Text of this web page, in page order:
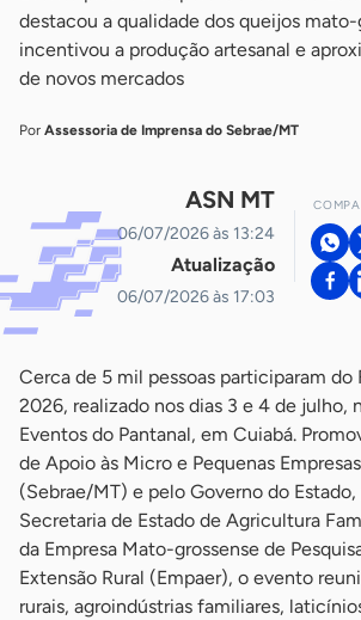
destacou a qualidade dos queijos mato-
incentivou a produção artesanal e
de novos mercados
Por Assessoria de Imprensa do Sebrae/MT
ASN MT
06/07/2026 às 13:24
Atualização
06/07/2026 às 17:03
Cerca de 5 mil pessoas participaram do
2026, realizado nos dias 3 e 4 de julho,
Eventos do Pantanal, em Cuiabá.
de Apoio às Micro e Pequenas
(Sebrae/MT) e pelo Governo do
Secretaria de Estado de Agricultura
da Empresa Mato-grossense de
Extensão Rural (Empaer), o evento
rurais, agroindústrias familiares,